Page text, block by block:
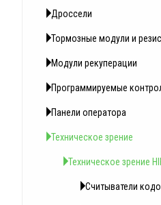
Дроссели
Тормозные модули и
Модули рекуперации
Программируемые
Панели оператора
Техническое зрение
Техническое зрение
Считыватели